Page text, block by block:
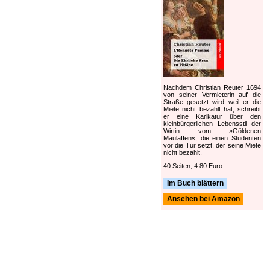
Nachdem Christian Reuter 1694
von seiner Vermieterin auf die
Straße gesetzt wird weil er die
Miete nicht bezahlt hat, schreibt
er eine Karikatur über den
kleinbürgerlichen Lebensstil der
Wirtin vom »Göldenen
Maulaffen«, die einen Studenten
vor die Tür setzt, der seine Miete
nicht bezahlt.
40 Seiten, 4.80 Euro
Im Buch blättern
Ansehen bei Amazon